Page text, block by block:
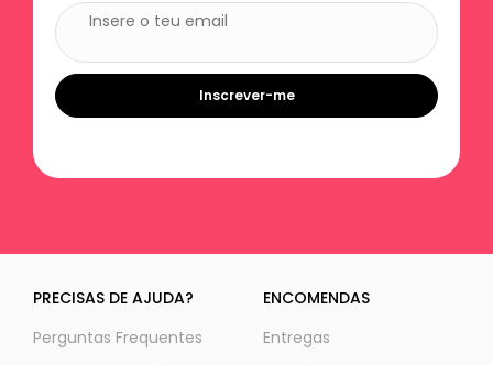
Inscrever-me
PRECISAS DE AJUDA?
Perguntas Frequentes
ENCOMENDAS
Entregas